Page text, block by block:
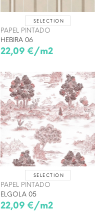
SELECTION
PAPEL PINTADO
HEBIRA 06
22,09 €/m2
SELECTION
PAPEL PINTADO
ELGOLA 05
22,09 €/m2